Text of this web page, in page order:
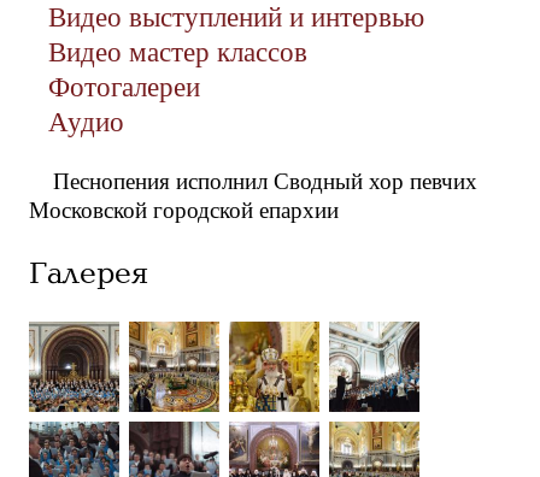
Видео выступлений и интервью
Видео мастер классов
Фотогалереи
Аудио
Песнопения исполнил Сводный хор певчих
Московской городской епархии
Галерея